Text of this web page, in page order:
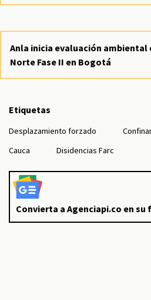
Anla inicia evaluación ambiental
Norte Fase II en Bogotá
Etiquetas
Desplazamiento forzado
Cauca
Disidencias Farc
Convierta a Agenciapi.co en